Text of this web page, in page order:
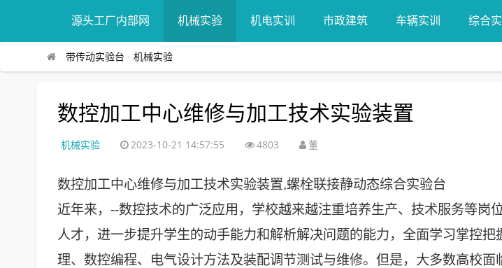
源头工厂内部网 机械实验 机电实训 市政建筑 车辆实训 综合实
带传动实验台 · 机械实验
数控加工中心维修与加工技术实验装置
机械实验 2023-10-21 14:57:55 4803 董
数控加工中心维修与加工技术实验装置,螺栓联接静动态综合实验台
近年来，--数控技术的广泛应用，学校越来越注重培养生产、技术服务等岗
人才，进一步提升学生的动手能力和解析解决问题的能力，全面学习掌控把
理、数控编程、电气设计方法及装配调节测试与维修。但是，大多数高校面